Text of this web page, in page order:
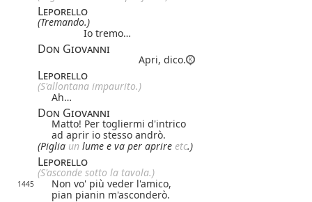
Leporello
(Tremando.)
Io tremo…
Don Giovanni
Apri, dico.
Leporello
(S'allontana impaurito.)
Ah…
Don Giovanni
Matto! Per togliermi d'intrico
ad aprir io stesso andrò.
(Piglia un lume e va per aprire etc.)
Leporello
(S'asconde sotto la tavola.)
1445
Non vo' più veder l'amico,
pian pianin m'asconderò.